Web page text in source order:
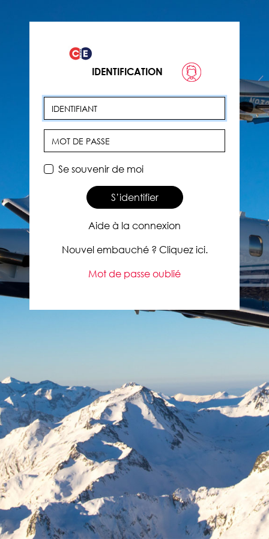
IDENTIFICATION
Identifiant
Se souvenir de moi
S’identifier
Aide à la connexion
Nouvel embauché ? Cliquez ici.
Mot de passe oublié